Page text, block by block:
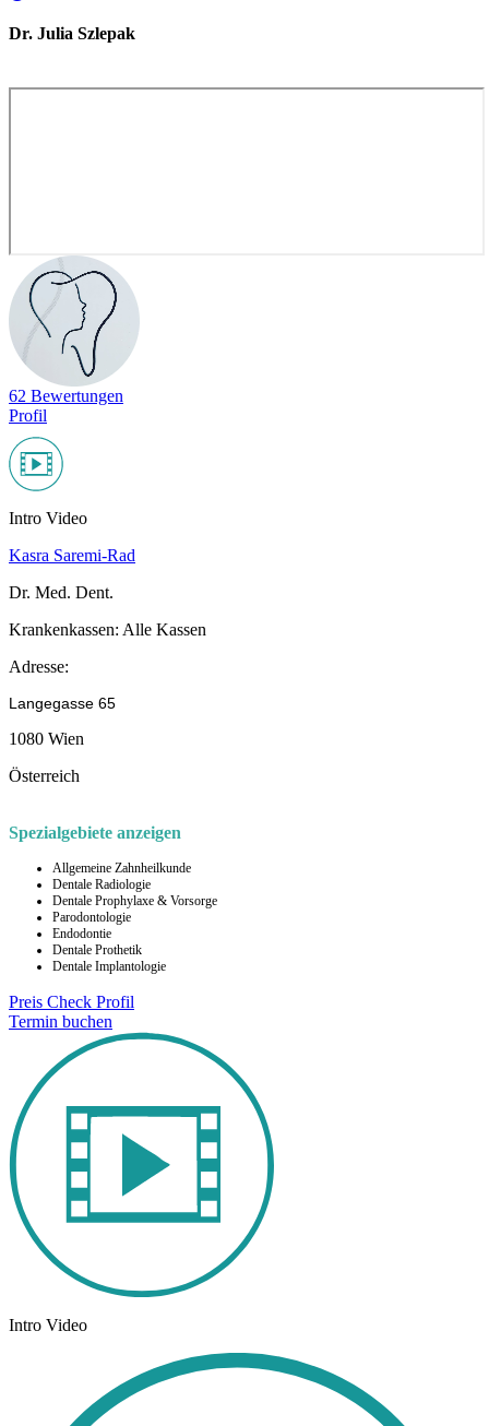
Dr. Julia Szlepak
62 Bewertungen
Profil
Intro Video
Kasra Saremi-Rad
Dr. Med. Dent.
Krankenkassen: Alle Kassen
Adresse:
Langegasse 65
1080 Wien
Österreich
Spezialgebiete anzeigen
Allgemeine Zahnheilkunde
Dentale Radiologie
Dentale Prophylaxe & Vorsorge
Parodontologie
Endodontie
Dentale Prothetik
Dentale Implantologie
Preis Check Profil
Termin buchen
Intro Video